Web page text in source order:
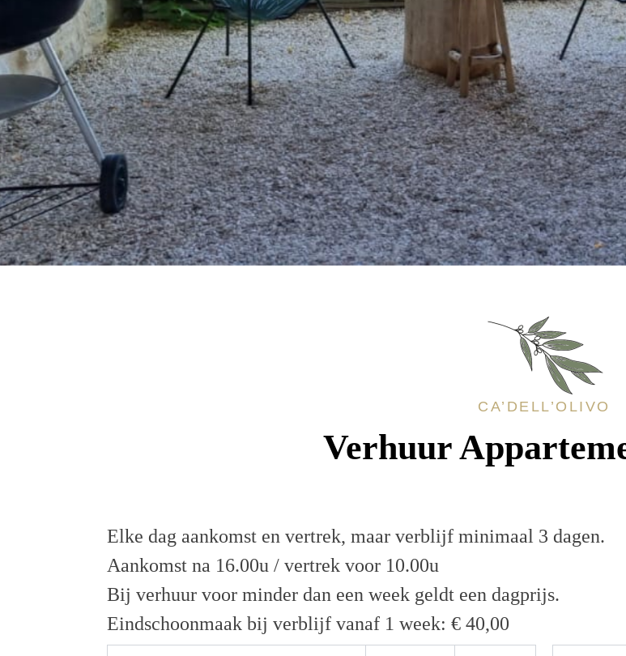
CA’DELL’OLIVO
Verhuur
Elke dag aankomst en vertrek, maar verblijf minimaal 3 dagen.
Aankomst na 16.00u / vertrek voor 10.00u
Bij verhuur voor minder dan een week geldt een dagprijs.
Eindschoonmaak bij verblijf vanaf 1 week: € 40,00